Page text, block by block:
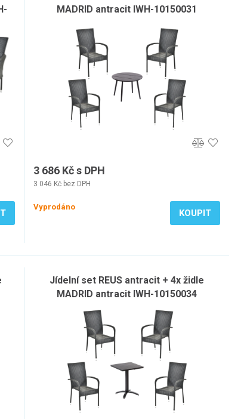
MADRID antracit IWH-10150031
3 686 Kč s DPH
3 046 Kč bez DPH
Vyprodáno
KOUPIT
Jídelní set REUS antracit + 4x židle
MADRID antracit IWH-10150034